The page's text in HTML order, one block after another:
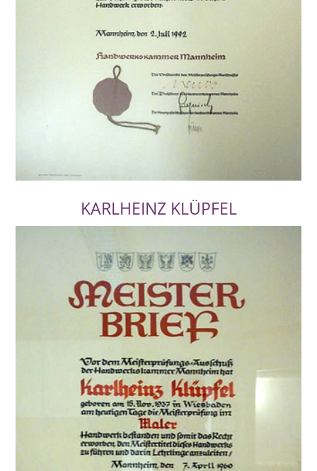
KARLHEINZ KLÜPFEL